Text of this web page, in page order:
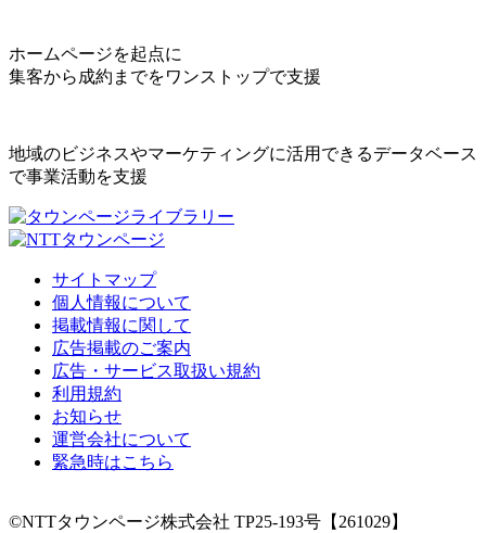
ホームページを起点に
集客から成約までをワンストップで支援
地域のビジネスやマーケティングに活用できるデータベース
で事業活動を支援
サイトマップ
個人情報について
掲載情報に関して
広告掲載のご案内
広告・サービス取扱い規約
利用規約
お知らせ
運営会社について
緊急時はこちら
©NTTタウンページ株式会社 TP25-193号【261029】